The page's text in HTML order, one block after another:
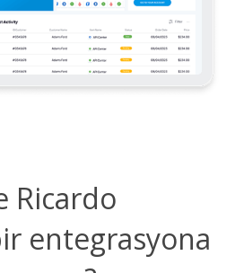
Ricardo
entegrasyona